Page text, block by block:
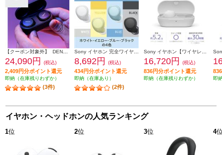
【クーポン対象外】 DENON イヤホン Denon PerL Pro【ワイヤレス(左右分離)/Bluetooth/オーダーメイドサウンドを実現/アクティブ・ノイズキャンセリング搭載/防滴性能/ブラック】 AHC15PLBKEM
24,090円 (税込)
2,409円分ポイント還元
即納（在庫残りわずか）
(3件)
Sony イヤホン 完全ワイヤレス Bluetooth 外音取込 マイク対応 ホワイト WF-C510-WC
8,692円 (税込)
434円分ポイント還元
即納（在庫あり）
(2件)
Sony イヤホン【ワイヤレス(左右分離)/Bluetooth/ノイズキャンセリング/マイク対応/最大30時間再生/ホワイト】 WF-C710N-WZ
16,720円 (税込)
836円分ポイント還元
即納（在庫残りわずか） 即
イヤホン・ヘッドホンの人気ランキング
1位 2位 3位 4